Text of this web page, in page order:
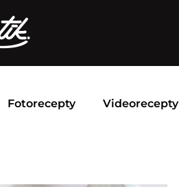
Fotorecepty Videorecepty